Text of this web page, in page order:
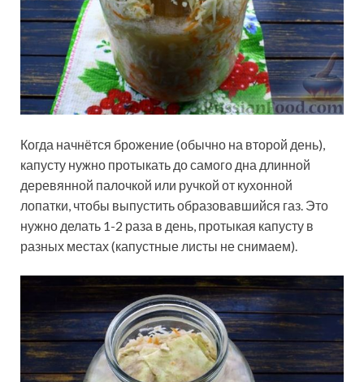
Когда начнётся брожение (обычно на второй день),
капусту нужно протыкать до самого дна длинной
деревянной палочкой или ручкой от кухонной
лопатки, чтобы выпустить образовавшийся газ. Это
нужно делать 1-2 раза в день, протыкая капусту в
разных местах (капустные листы не снимаем).